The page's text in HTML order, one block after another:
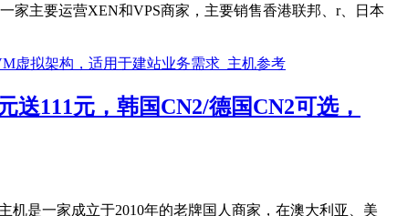
家主要运营XEN和VPS商家，主要销售香港联邦、r、日本
111元，韩国CN2/德国CN2可选，
是一家成立于2010年的老牌国人商家，在澳大利亚、美